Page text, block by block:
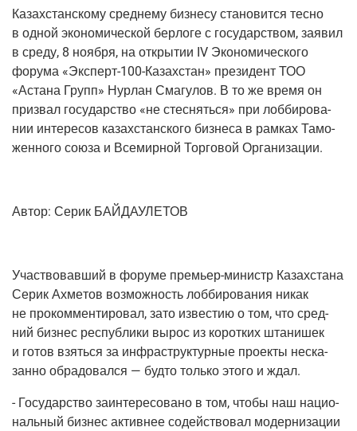
Казах­стан­ско­му сред­не­му биз­не­су ста­но­вит­ся тес­но
в одной эко­но­ми­че­ской бер­ло­ге с госу­дар­ством, заявил
в сре­ду, 8 нояб­ря, на откры­тии IV Эко­но­ми­че­ско­го
фору­ма «Экс­перт-100-Казах­стан» пре­зи­дент ТОО
«Аста­на Групп» Нур­лан Сма­гу­лов. В то же вре­мя он
при­звал госу­дар­ство «не стес­нять­ся» при лоб­би­ро­ва­
нии инте­ре­сов казах­стан­ско­го биз­не­са в рам­ках Тамо­
жен­но­го сою­за и Все­мир­ной Тор­го­вой Организации.
Автор: Серик БАЙДАУЛЕТОВ
Участ­во­вав­ший в фору­ме пре­мьер-министр Казах­ста­на
Серик Ахме­тов воз­мож­ность лоб­би­ро­ва­ния никак
не про­ком­мен­ти­ро­вал, зато изве­стию о том, что сред­
ний биз­нес рес­пуб­ли­ки вырос из корот­ких шта­ни­шек
и готов взять­ся за инфра­струк­тур­ные про­ек­ты неска­
зан­но обра­до­вал­ся — буд­то толь­ко это­го и ждал.
- Госу­дар­ство заин­те­ре­со­ва­но в том, что­бы наш наци­о­
наль­ный биз­нес актив­нее содей­ство­вал модер­ни­за­ции